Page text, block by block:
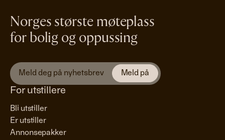
Norges største møteplass
for bolig og oppussing
For utstillere
Bli utstiller
Er utstiller
Annonsepakker